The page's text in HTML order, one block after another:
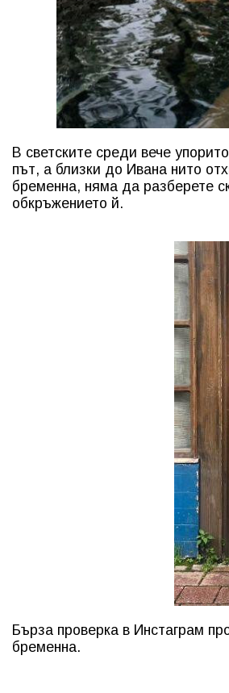
В светските среди вече
път, а близки до Ивана нито
бременна, няма да разберете
обкръжението й.
Бърза проверка в Инстаграм
бременна.